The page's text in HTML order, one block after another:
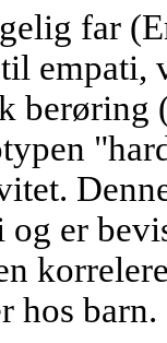
far
empati,
berøring
.
er
hos barn.